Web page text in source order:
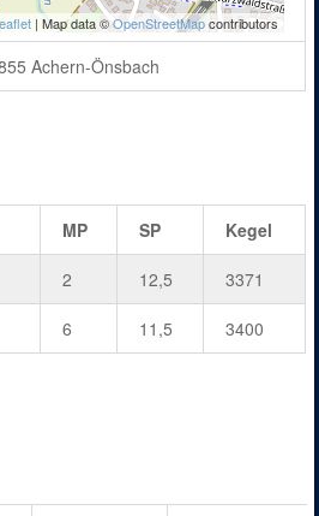
| Map data ©OpenStreetMapcontributors
Achern-Önsbach
MP SP Kegel
2 12,5 3371
6 11,5 3400